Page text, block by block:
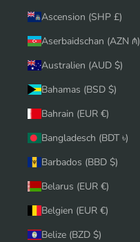
Ascension (SHP £)
Aserbaidschan (AZN ₼)
Australien (AUD $)
Bahamas (BSD $)
Bahrain (EUR €)
Bangladesch (BDT ৳)
Barbados (BBD $)
Belarus (EUR €)
Belgien (EUR €)
Belize (BZD $)